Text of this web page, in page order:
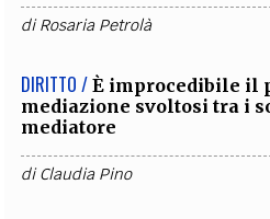
diRosaria Petrolà
DIRITTO / È improcedibile il
mediazione svoltosi tra i
mediatore
diClaudia Pino